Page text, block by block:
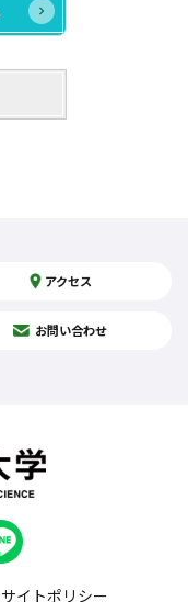
アクセス
お問い合わせ
サイトポリシー